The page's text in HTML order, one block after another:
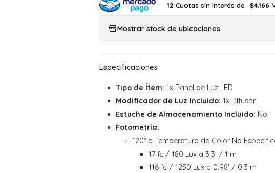
12 Cuotas sin interés de $4.166
Mostrar stock de ubicaciones
Tipo de Ítem: 1x Panel de Luz LED
Modificador de Luz Incluido: 1x Difusor
Estuche de Almacenamiento Incluido: No
Fotometría:
120° a Temperatura de Color No
17 fc / 180 Lux a 3.3' / 1 m
116 fc / 1250 Lux a 0.98' / 0.3 m